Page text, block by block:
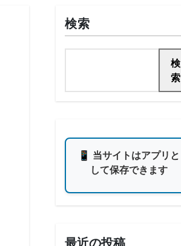
検索
検
索
📱 当サイトはアプリと
して保存できます